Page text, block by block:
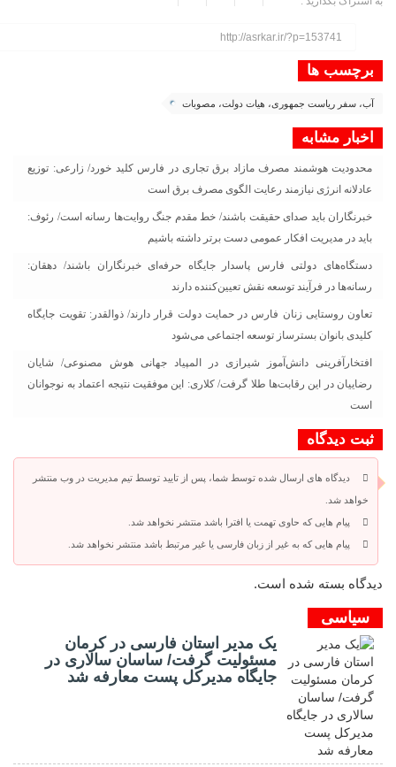
http://asrkar.ir/?p=153741
برچسب ها
آب، سفر ریاست جمهوری، هیات دولت، مصوبات
اخبار مشابه
محدودیت هوشمند مصرف مازاد برق تجاری در فارس کلید خورد/ زارعی: توزیع
عادلانه انرژی نیازمند رعایت الگوی مصرف برق است
خبرنگاران باید صدای حقیقت باشند/ خط مقدم جنگ روایت‌ها رسانه است/ رئوف:
باید در مدیریت افکار عمومی دست برتر داشته باشیم
دستگاه‌های دولتی فارس پاسدار جایگاه حرفه‌ای خبرنگاران باشند/ دهقان:
رسانه‌ها در فرآیند توسعه نقش تعیین‌کننده دارند
تعاون روستایی زنان فارس در حمایت دولت قرار دارند/ ذوالقدر: تقویت جایگاه
کلیدی بانوان بسترساز توسعه اجتماعی می‌شود
افتخارآفرینی دانش‌آموز شیرازی در المپیاد جهانی هوش مصنوعی/ شایان
رضاییان در این رقابت‌ها طلا گرفت/ کلاری: این موفقیت نتیجه اعتماد به نوجوانان
است
ثبت دیدگاه
دیدگاه های ارسال شده توسط شما، پس از تایید توسط تیم مدیریت در وب منتشر
خواهد شد.
پیام هایی که حاوی تهمت یا افترا باشد منتشر نخواهد شد.
پیام هایی که به غیر از زبان فارسی یا غیر مرتبط باشد منتشر نخواهد شد.
دیدگاه بسته شده است.
سیاسی
یک مدیر استان فارسی در کرمان
مسئولیت گرفت/ ساسان سالاری در
جایگاه مدیرکل پست معارفه شد